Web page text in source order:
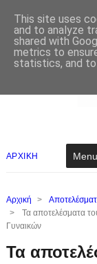
ΑΡΧΙΚΗ
Αρχική >
>
Τα αποτελέσματα
Γυναικών
Τα
This site uses
and to analyze
shared with
metrics to
statistics, and